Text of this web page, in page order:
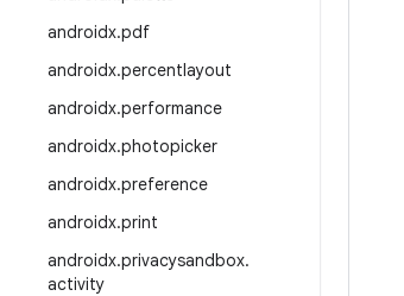
androidx.pdf
androidx.percentlayout
androidx.performance
androidx.photopicker
androidx.preference
androidx.print
androidx.privacysandbox.
activity